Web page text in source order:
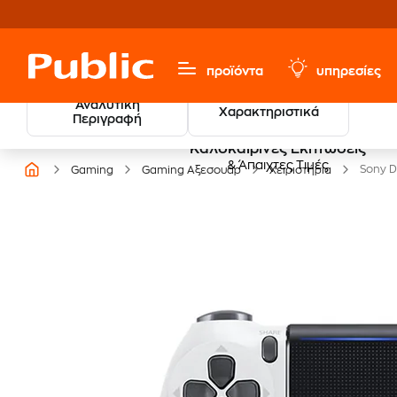
προϊόντα υπηρεσίες
Αναλυτική
Περιγραφή
Χαρακτηριστικά
Καλοκαιρινές Εκπτώσεις
& Άπαιχτες Τιμές
Gaming Gaming Αξεσουάρ Χειριστήρια Sony